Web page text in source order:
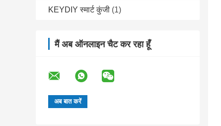
KEYDIY स्मार्ट कुंजी (1)
मैं अब ऑनलाइन चैट कर रहा हूँ